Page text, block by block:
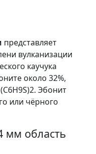
представляет
вулканизации
каучука
около 32%,
Эбонит
или чёрного
мм область